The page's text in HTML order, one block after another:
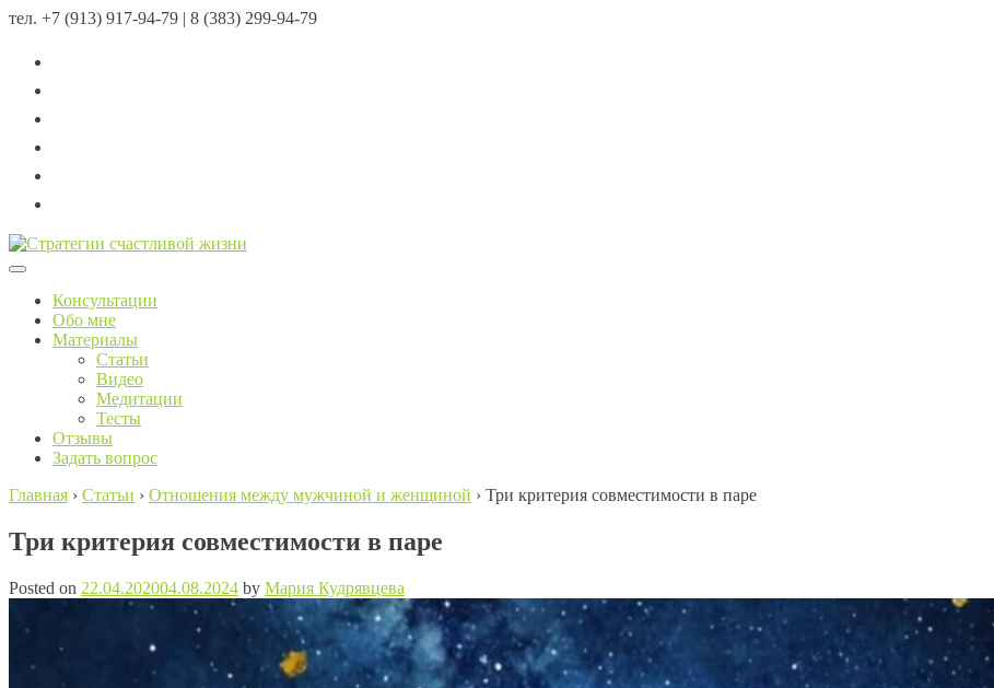
тел. +7 (913) 917-94-79 | 8 (383) 299-94-79
Menu
Консультации
Обо мне
Материалы
Статьи
Видео
Медитации
Тесты
Отзывы
Задать вопрос
Главная › Статьи › Отношения между мужчиной и женщиной › Три критерия совместимости в паре
Три критерия совместимости в паре
Posted on 22.04.202004.08.2024 by Мария Кудрявцева